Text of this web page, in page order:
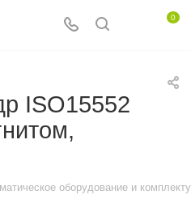
0
ISO15552
оборудование и